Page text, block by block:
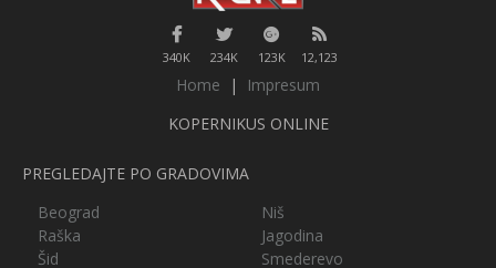
340K 234K 123K 12,123
Home |
Impresum
KOPERNIKUS ONLINE
PREGLEDAJTE PO GRADOVIMA
Beograd
Niš
Raška
Jagodina
Šid
Smederevo